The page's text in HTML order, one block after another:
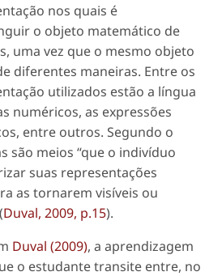
nos quais é
o objeto matemático de
uma vez que o mesmo objeto
diferentes maneiras. Entre os
utilizados estão a língua
numéricos, as expressões
entre outros. Segundo o
são meios “que o indivíduo
suas representações
as tornarem visíveis ou
Duval, 2009, p.15).
Duval (2009), a aprendizagem
o estudante transite entre, no